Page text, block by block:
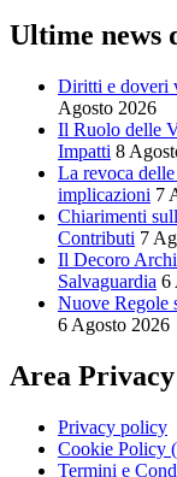
Ultime news
Diritti e doveri
Agosto 2026
Il Ruolo delle
Impatti 8
La revoca
implicazioni 7
Chiarimenti
Contributi 7
Il Decoro
Salvaguardia 6
Nuove Regole
6 Agosto 2026
Area Privacy
Privacy policy
Cookie Policy
Termini e